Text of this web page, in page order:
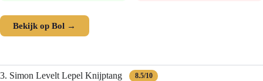
Bekijk op Bol →
3. Simon Levelt Lepel Knijptang 8.5/10